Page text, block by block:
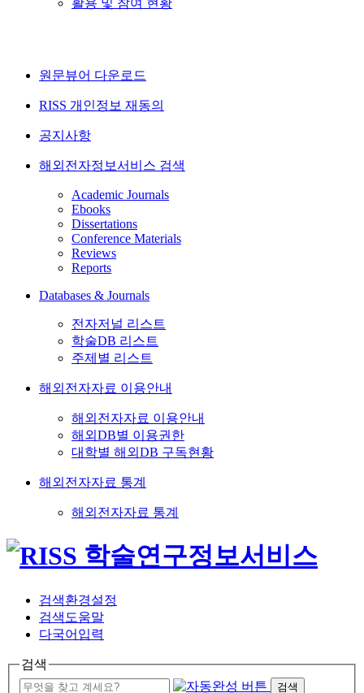
활용 및 참여 현황
원문뷰어 다운로드
RISS 개인정보 재동의
공지사항
해외전자정보서비스 검색
Academic Journals
Ebooks
Dissertations
Conference Materials
Reviews
Reports
Databases & Journals
전자저널 리스트
학술DB 리스트
주제별 리스트
해외전자자료 이용안내
해외전자자료 이용안내
해외DB별 이용권한
대학별 해외DB 구독현황
해외전자자료 통계
해외전자자료 통계
검색환경설정
검색도움말
다국어입력
검색
검색